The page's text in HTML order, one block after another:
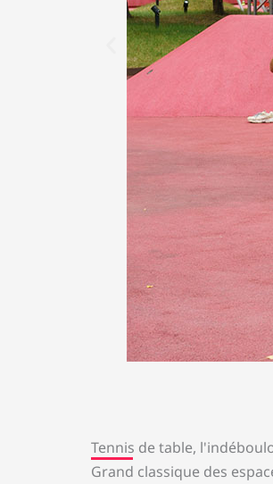
Tennis de table,
Grand classique des